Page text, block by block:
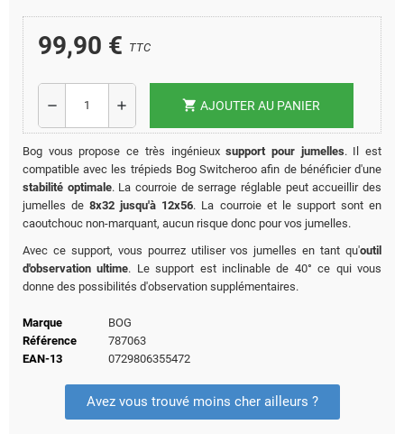
99,90 € TTC
remove add shopping_cart AJOUTER AU PANIER
Bog vous propose ce très ingénieuxsupport pour jumelles. Il est
compatible avec les trépieds Bog Switcheroo afin de bénéficier d'une
stabilité optimale. La courroie de serrage réglable peut accueillir des
jumelles de8x32 jusqu'à 12x56. La courroie et le support sont en
caoutchouc non-marquant, aucun risque donc pour vos jumelles.
Avec ce support, vous pourrez utiliser vos jumelles en tant qu'outil
d'observation ultime. Le support est inclinable de 40° ce qui vous
donne des possibilités d'observation supplémentaires.
Marque
BOG
Référence
787063
EAN-13
0729806355472
Avez vous trouvé moins cher ailleurs ?